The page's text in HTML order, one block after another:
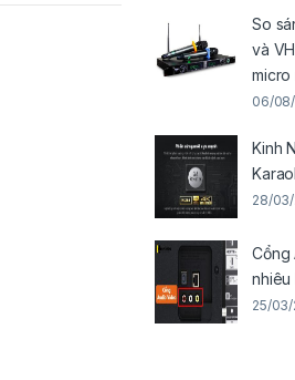
So
và
micro
06/
Kinh
28/
Cổng
nhiêu
25/